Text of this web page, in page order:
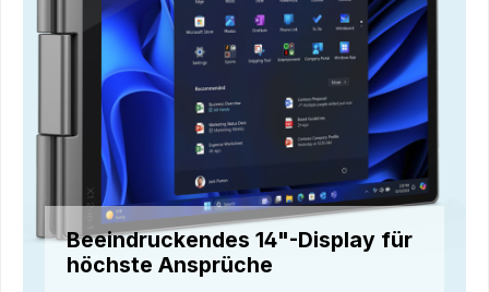
Beeindruckendes 14"-Display für
höchste Ansprüche